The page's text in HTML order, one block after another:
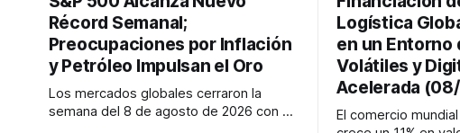
Récord Semanal;
Preocupaciones por Inflación
y Petróleo Impulsan el Oro
Los mercados globales cerraron la
semana del 8 de agosto de 2026 con el
Logística
en un Entorno
Volátiles y
Acelerada
El comercio